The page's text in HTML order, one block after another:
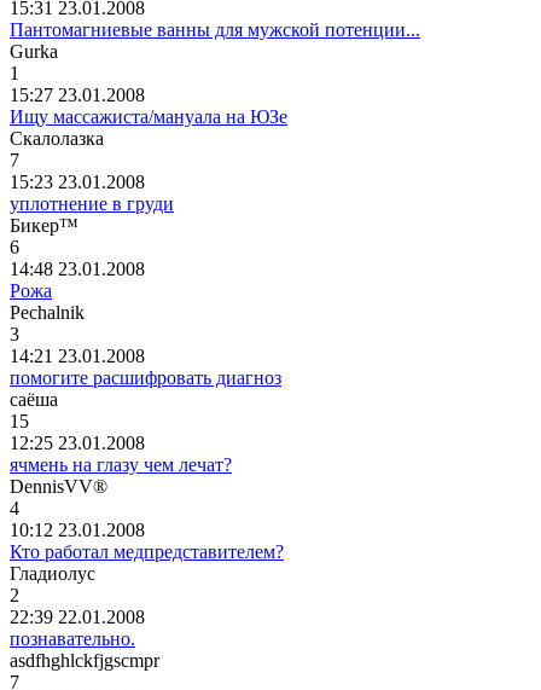
15:31 23.01.2008
Пантомагниевые ванны для мужской потенции...
Gurka
1
15:27 23.01.2008
Ищу массажиста/мануала на ЮЗе
Скалолазка
7
15:23 23.01.2008
уплотнение в груди
Бикер™
6
14:48 23.01.2008
Рожа
Pechalnik
3
14:21 23.01.2008
помогите расшифровать диагноз
саёша
15
12:25 23.01.2008
ячмень на глазу чем лечат?
DennisVV®
4
10:12 23.01.2008
Кто работал медпредставителем?
Гладиолус
2
22:39 22.01.2008
познавательно.
asdfhghlckfjgscmpr
7